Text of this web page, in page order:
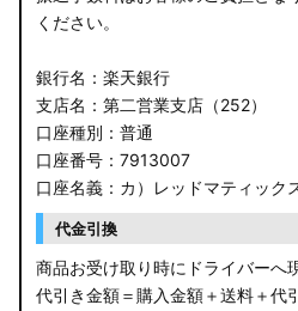
ください。
銀行名：楽天銀行
支店名：第二営業支店（252）
口座種別：普通
口座番号：7913007
口座名義：カ）レッドマティック
代金引換
商品お受け取り時にドライバーへ
代引き金額＝購入金額＋送料＋代